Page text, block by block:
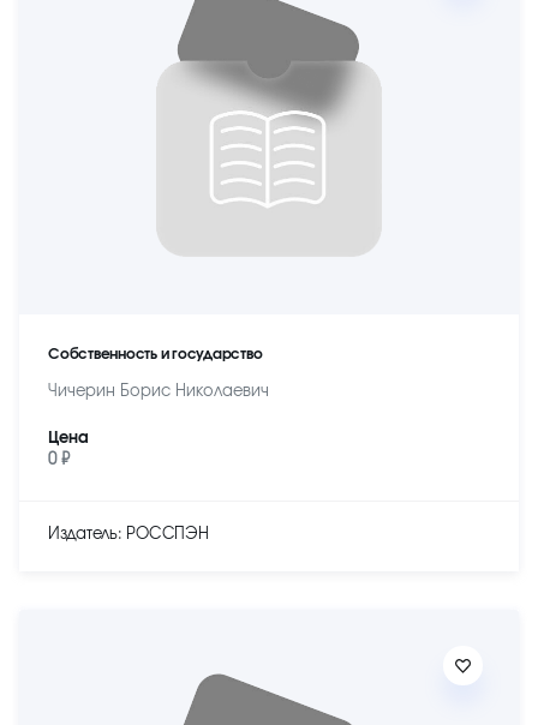
Собственность и государство
Чичерин Борис Николаевич
Цена
0 ₽
Издатель: РОССПЭН